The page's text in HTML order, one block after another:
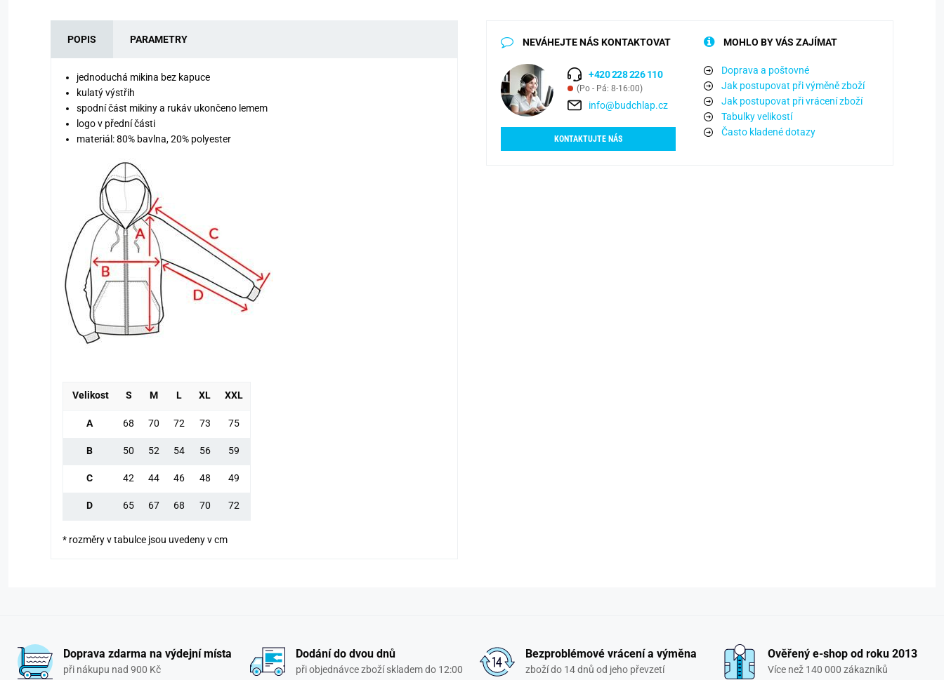
POPIS PARAMETRY
jednoduchá mikina bez kapuce
kulatý výstřih
spodní část mikiny a rukáv ukončeno lemem
logo v přední části
materiál: 80% bavlna, 20% polyester
Velikost S M L XL XXL
A 68 70 72 73 75
B 50 52 54 56 59
C 42 44 46 48 49
D 65 67 68 70 72
* rozměry v tabulce jsou uvedeny v cm
NEVÁHEJTE NÁS KONTAKTOVAT
+420 228 226 110
(Po - Pá: 8-16:00)
info@budchlap.cz
KONTAKTUJTE NÁS
MOHLO BY VÁS ZAJÍMAT
Doprava a poštovné
Jak postupovat při výměně zboží
Jak postupovat při vrácení zboží
Tabulky velikostí
Často kladené dotazy
Doprava zdarma na výdejní místa
při nákupu nad 900 Kč
Dodání do dvou dnů
při objednávce zboží skladem do 12:00
Bezproblémové vrácení a výměna
zboží do 14 dnů od jeho převzetí
Ověřený e-shop od roku 2013
Více než 140 000 zákazníků